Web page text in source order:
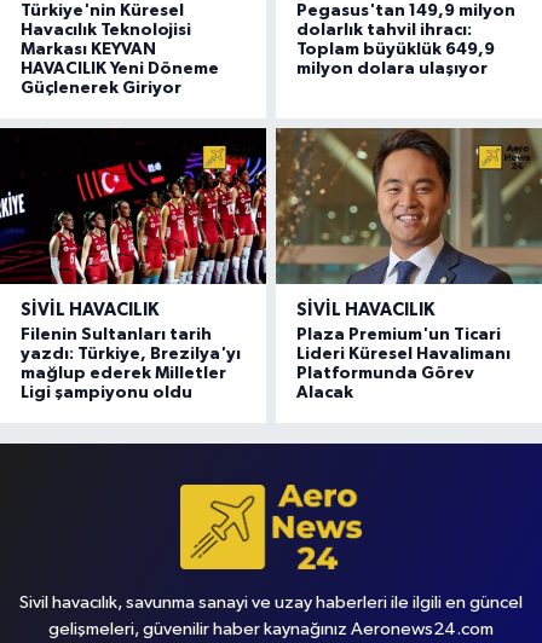
Türkiye'nin Küresel
Havacılık Teknolojisi
Markası KEYVAN
HAVACILIK Yeni Döneme
Güçlenerek Giriyor
Pegasus'tan 149,9 milyon
dolarlık tahvil ihracı:
Toplam büyüklük 649,9
milyon dolara ulaşıyor
SIVIL HAVACILIK
Filenin Sultanları tarih
yazdı: Türkiye, Brezilya'yı
mağlup ederek Milletler
Ligi şampiyonu oldu
SIVIL HAVACILIK
Plaza Premium'un Ticari
Lideri Küresel Havalimanı
Platformunda Görev
Alacak
Sivil havacılık, savunma sanayi ve uzay haberleri ile ilgili en güncel
gelişmeleri, güvenilir haber kaynağınız Aeronews24.com